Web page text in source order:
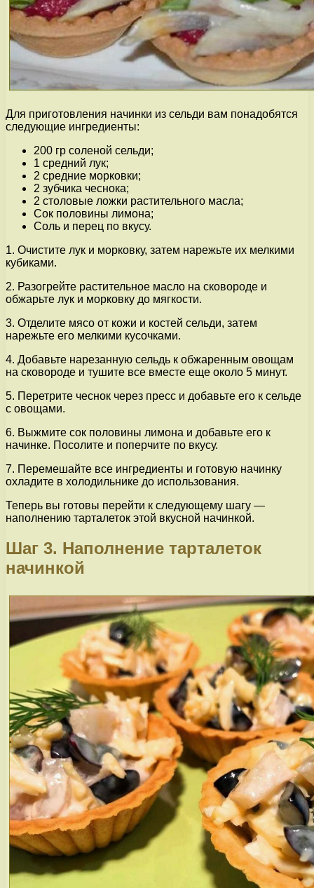
Для приготовления начинки из сельди вам понадобятся
следующие ингредиенты:
200 гр соленой сельди;
1 средний лук;
2 средние морковки;
2 зубчика чеснока;
2 столовые ложки растительного масла;
Сок половины лимона;
Соль и перец по вкусу.
1. Очистите лук и морковку, затем нарежьте их мелкими
кубиками.
2. Разогрейте растительное масло на сковороде и
обжарьте лук и морковку до мягкости.
3. Отделите мясо от кожи и костей сельди, затем
нарежьте его мелкими кусочками.
4. Добавьте нарезанную сельдь к обжаренным овощам
на сковороде и тушите все вместе еще около 5 минут.
5. Перетрите чеснок через пресс и добавьте его к сельде
с овощами.
6. Выжмите сок половины лимона и добавьте его к
начинке. Посолите и поперчите по вкусу.
7. Перемешайте все ингредиенты и готовую начинку
охладите в холодильнике до использования.
Теперь вы готовы перейти к следующему шагу —
наполнению тарталеток этой вкусной начинкой.
Шаг 3. Наполнение тарталеток
начинкой